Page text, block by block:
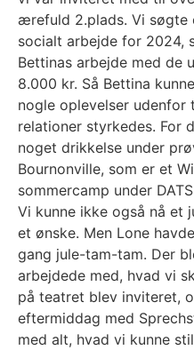
ærefuld 2.plads. Vi
socialt arbejde for 2024,
Bettinas arbejde med de
8.000 kr. Så Bettina
nogle oplevelser udenfor
relationer styrkedes. For
noget drikkelse under
Bournonville, som er et
sommercamp under
Vi kunne ikke også nå et
et ønske. Men Lone
gang jule-tam-tam. Der
arbejdede med, hvad vi
på teatret blev inviteret,
eftermiddag med
med alt, hvad vi kunne